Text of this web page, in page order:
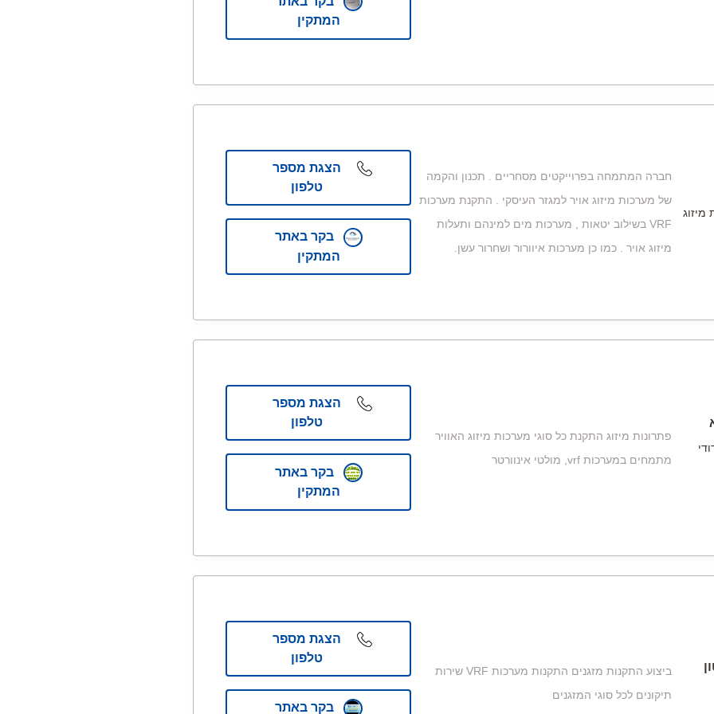
המתקין
מיזוג
חברה המתמחה בפרוייקטים מסחריים . תכנון והקמה
של מערכות מיזוג אויר למגזר העיסקי . התקנת מערכות
VRF בשילוב יטאות , מערכות מים למינהם ותעלות
מיזוג אויר . כמו כן מערכות איוורור ושחרור עשן.
הצגת מספר
טלפון
בקר באתר
המתקין
פתרונות מיזוג התקנת כל סוגי מערכות מיזוג האוויר
מתמחים במערכות vrf, מולטי אינוורטר
הצגת מספר
טלפון
בקר באתר
המתקין
ביצוע התקנות מזגנים התקנות מערכות VRF שירות
תיקונים לכל סוגי המזגנים
הצגת מספר
טלפון
בקר באתר